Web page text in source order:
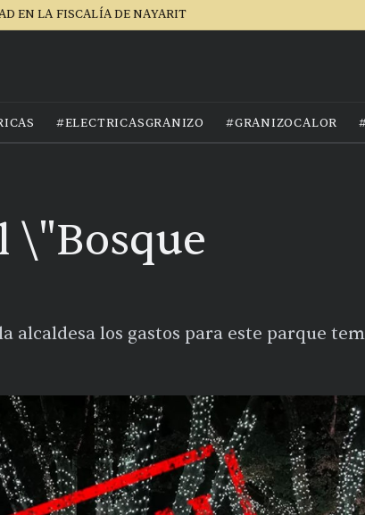
EN LA FISCALÍA DE NAYARIT
#ELECTRICASGRANIZO #GRANIZOCALOR
\"Bosque
alcaldesa los gastos para este parque